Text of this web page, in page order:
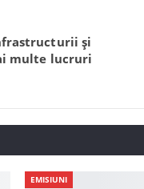
și
multe lucruri
EMISIUNI